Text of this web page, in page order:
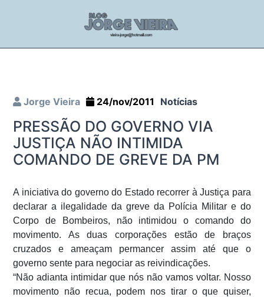
Jorge Vieira 24/nov/2011 Notícias
PRESSÃO DO GOVERNO VIA
JUSTIÇA NÃO INTIMIDA
COMANDO DE GREVE DA PM
A iniciativa do governo do Estado recorrer à Justiça para
declarar a ilegalidade da greve da Polícia Militar e do
Corpo de Bombeiros, não intimidou o comando do
movimento. As duas corporações estão de braços
cruzados e ameaçam permancer assim até que o
governo sente para negociar as reivindicações.
“Não adianta intimidar que nós não vamos voltar. Nosso
movimento não recua, podem nos tirar o que quiser,